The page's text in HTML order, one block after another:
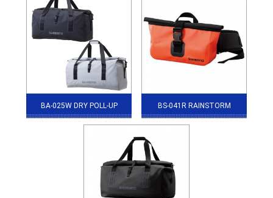
BA-025W DRY POLL-UP BS-041R RAINSTORM